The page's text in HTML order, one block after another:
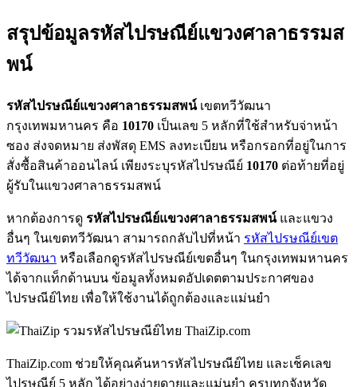
สรุปข้อมูลรหัสไปรษณีย์แขวงศาลาธรรมส
พน์
รหัสไปรษณีย์แขวงศาลาธรรมสพน์เขตทวีวัฒนา
กรุงเทพมหานคร คือ 10170 เป็นเลข 5 หลักที่ใช้สำหรับจ่าหน้า
ซอง ส่งจดหมาย ส่งพัสดุ EMS ลงทะเบียน หรือกรอกที่อยู่ในการ
สั่งซื้อสินค้าออนไลน์ เพียงระบุรหัสไปรษณีย์ 10170 ต่อท้ายที่อยู่
ผู้รับในแขวงศาลาธรรมสพน์
หากต้องการดู รหัสไปรษณีย์แขวงศาลาธรรมสพน์และแขวง
อื่นๆ ในเขตทวีวัฒนา สามารถกลับไปที่หน้า รหัสไปรษณีย์เขต
ทวีวัฒนา หรือเลือกดูรหัสไปรษณีย์เขตอื่นๆ ในกรุงเทพมหานคร
ได้จากแท็กด้านบน ข้อมูลทั้งหมดอัปเดตตามประกาศของ
ไปรษณีย์ไทย เพื่อให้ใช้งานได้ถูกต้องและแม่นยำ
ThaiZip.com
ThaiZip.com ช่วยให้คุณค้นหารหัสไปรษณีย์ไทย และเช็คเลข
ไปรษณีย์ 5 หลัก ได้อย่างง่ายดายและแม่นยำ ครบทุกจังหวัด